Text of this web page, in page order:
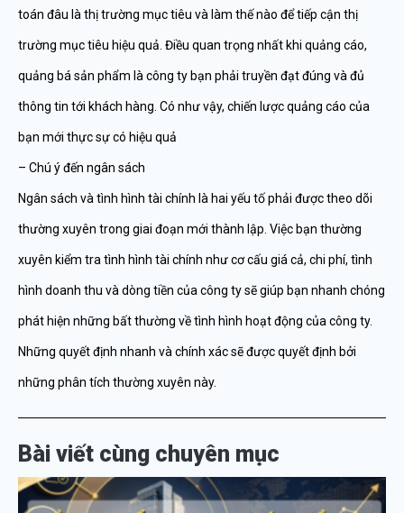
toán đâu là thị trường mục tiêu và làm thế nào để tiếp cận thị
trường mục tiêu hiệu quả. Điều quan trọng nhất khi quảng cáo,
quảng bá sản phẩm là công ty bạn phải truyền đạt đúng và đủ
thông tin tới khách hàng. Có như vậy, chiến lược quảng cáo của
bạn mới thực sự có hiệu quả
– Chú ý đến ngân sách
Ngân sách và tình hình tài chính là hai yếu tố phải được theo dõi
thường xuyên trong giai đoạn mới thành lập. Việc bạn thường
xuyên kiểm tra tình hình tài chính như cơ cấu giá cả, chi phí, tình
hình doanh thu và dòng tiền của công ty sẽ giúp bạn nhanh chóng
phát hiện những bất thường về tình hình hoạt động của công ty.
Những quyết định nhanh và chính xác sẽ được quyết định bởi
những phân tích thường xuyên này.
Bài viết cùng chuyên mục